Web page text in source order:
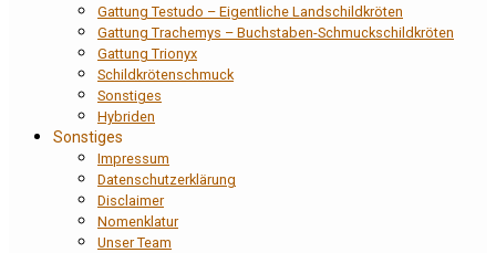
Gattung Testudo – Eigentliche Landschildkröten
Gattung Trachemys – Buchstaben-Schmuckschildkröten
Gattung Trionyx
Schildkrötenschmuck
Sonstiges
Hybriden
Sonstiges
Impressum
Datenschutzerklärung
Disclaimer
Nomenklatur
Unser Team